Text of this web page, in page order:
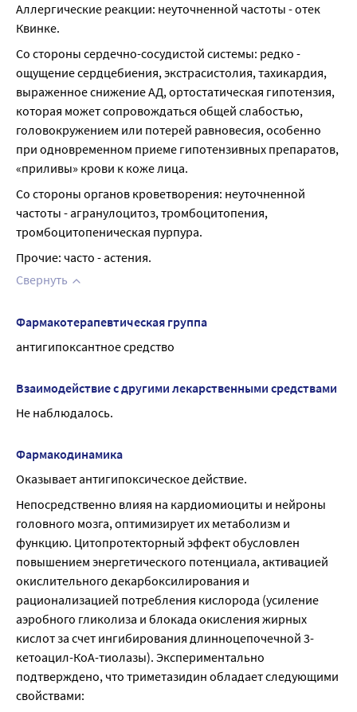
Аллергические реакции: неуточненной частоты - отек
Квинке.
Со стороны сердечно-сосудистой системы: редко -
ощущение сердцебиения, экстрасистолия, тахикардия,
выраженное снижение АД, ортостатическая гипотензия,
которая может сопровождаться общей слабостью,
головокружением или потерей равновесия, особенно
при одновременном приеме гипотензивных препаратов,
«приливы» крови к коже лица.
Со стороны органов кроветворения: неуточненной
частоты - агранулоцитоз, тромбоцитопения,
тромбоцитопеническая пурпура.
Прочие: часто - астения.
Свернуть
Фармакотерапевтическая группа
антигипоксантное средство
Взаимодействие с другими лекарственными средствами
Не наблюдалось.
Фармакодинамика
Оказывает антигипоксическое действие.
Непосредственно влияя на кардиомиоциты и нейроны
головного мозга, оптимизирует их метаболизм и
функцию. Цитопротекторный эффект обусловлен
повышением энергетического потенциала, активацией
окислительного декарбоксилирования и
рационализацией потребления кислорода (усиление
аэробного гликолиза и блокада окисления жирных
кислот за счет ингибирования длинноцепочечной 3-
кетоацил-КоА-тиолазы). Экспериментально
подтверждено, что триметазидин обладает следующими
свойствами: